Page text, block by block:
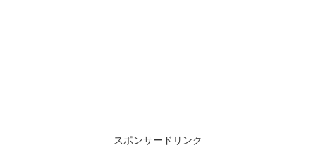
スポンサードリンク